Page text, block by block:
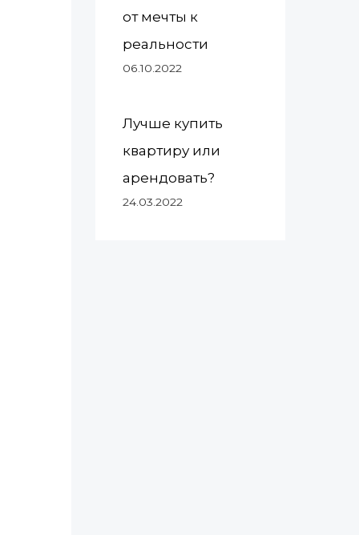
от мечты к
реальности
06.10.2022
Лучше купить
квартиру или
арендовать?
24.03.2022